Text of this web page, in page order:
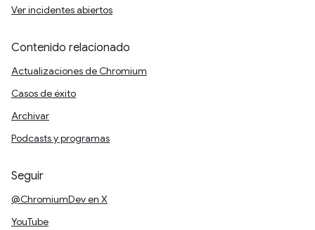
Ver incidentes abiertos
Contenido relacionado
Actualizaciones de Chromium
Casos de éxito
Archivar
Podcasts y programas
Seguir
@ChromiumDev en X
YouTube